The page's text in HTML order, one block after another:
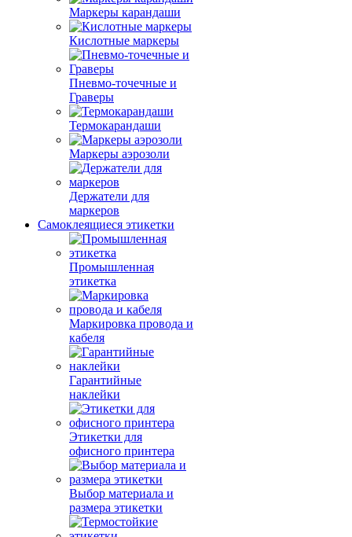
Маркеры карандаши
Кислотные маркеры
Пневмо-точечные и
Граверы
Термокарандаши
Маркеры аэрозоли
Держатели для
маркеров
Самоклеящиеся этикетки
Промышленная
этикетка
Маркировка провода и
кабеля
Гарантийные
наклейки
Этикетки для
офисного принтера
Выбор материала и
размера этикетки